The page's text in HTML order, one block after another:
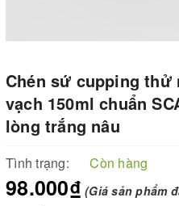
Chén sứ cupping thử
vạch 150ml chuẩn
lòng trắng nâu
Tình trạng: Còn hàng
98.000₫ (Giá sản phẩm